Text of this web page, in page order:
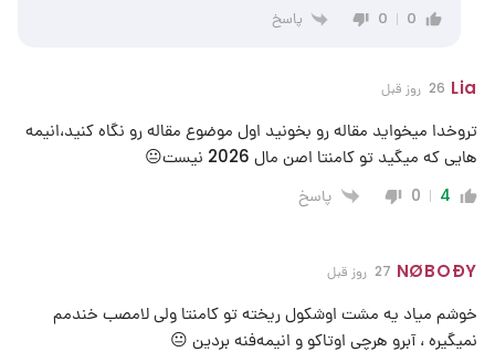
0
0 پاسخ
Lia 26 روز قبل
تروخدا میخواید مقاله رو بخونید اول موضوع مقاله رو نگاه کنید،انیمه
هایی که میگید تو کامنتا اصن مال 2026 نیست😐
4
0 پاسخ
NØBOĐY 27 روز قبل
خوشم میاد یه مشت اوشکول ریخته تو کامنتا ولی لامصب خندمم
نمیگیره ، آبرو هرچی اوتاکو و انیمه‌فنه بردین 😐